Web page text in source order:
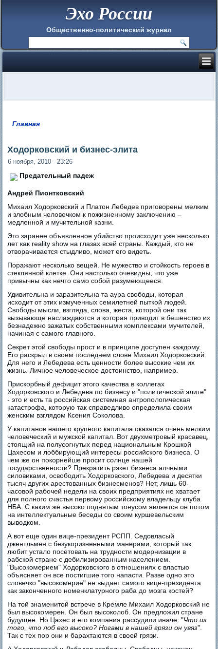
Эхо России
Общественно-политический журнал
Главная
Ходорковский и бизнес-элита
6 ноября, 2010 - 23:26
Предательный падеж
Андрей Пионтковский
Михаил Ходорковский и Платон Лебедев приговорены мелким
и злобным человечком к пожизненному заключению –
медленной и мучительной казни.
Это заранее объявленное убийство происходит уже несколько
лет как reality show на глазах всей страны. Каждый, кто не
отворачивается стыдливо, может его видеть.
Поражают несколько вещей. Не мужество и стойкость героев в
стеклянной клетке. Они настолько очевидны, что уже
привычны как нечто само собой разумеющееся.
Удивительна и заразительна та аура свободы, которая
исходит от этих измученных семилетней пыткой людей.
Свободы мысли, взгляда, слова, жеста, которой они так
вызывающе наслаждаются и которая приводит в бешенство их
безнадежно зажатых собственными комплексами мучителей,
начиная с самого главного.
Секрет этой свободы прост и в принципе доступен каждому.
Его раскрыл в своем последнем слове Михаил Ходорковский.
Для него и Лебедева есть ценности более высокие чем их
жизнь. Личное человеческое достоинство, например.
Прискорбный дефицит этого качества в коллегах
Ходорковского и Лебедева по бизнесу и "политической элите"
- это и есть та российская системная антропологическая
катастрофа, которую так справедливо определила своим
женским взглядом Ксения Соколова.
У капитанов нашего крупного капитала оказался очень мелким
человеческий и мужской капитал. Вот двухметровый красавец,
стоящий на полусогнутых перед национальным Крошкой
Цахесом и лоббирующий интересы российского бизнеса. О
чем же он покорнейше просит солнце нашей
государственности? Прекратить рэкет бизнеса алчными
силовиками, освободить Ходорковского, Лебедева и десятки
тысяч других арестованных бизнесменов? Нет, лишь 60-
часовой рабочей недели на своих предприятиях не хватает
для полного счастья первому российскому владельцу клуба
НБА. С каким же высоко поднятым тонусом является он потом
на интеллектуальные беседы со своим куршевельским
выводком.
А вот еще один вице-президент РСПП. Седовласый
джентльмен с безукоризненными манерами, который так
любит устало посетовать на трудности модернизации в
рабской стране с дебилизированным населением.
"Высокомерием" Ходорковского в отношениях с властью
объясняет он все постигшие того напасти. Разве одно это
словечко "высокомерие" не выдает самого вице-президента
как законченного номенклатурного раба до мозга костей?
На той знаменитой встрече в Кремле Михаил Ходорковский не
был высокомерен. Он был высоколоб. Он предложил стране
будущее. Но Цахес и его компания рассудили иначе: "Что из
того, что лоб его высоко? Ногами в нашей грязи он увяз".
Так с тех пор они и барахтаются в своей грязи.